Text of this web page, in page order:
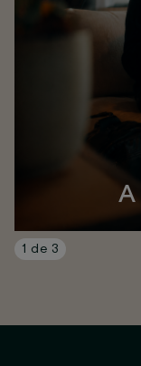
1 de 3